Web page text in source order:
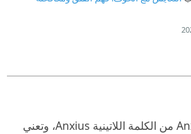
تأتي كلمة قَلق Anxious من الكلمة اللاتينية Anxius، وتعني